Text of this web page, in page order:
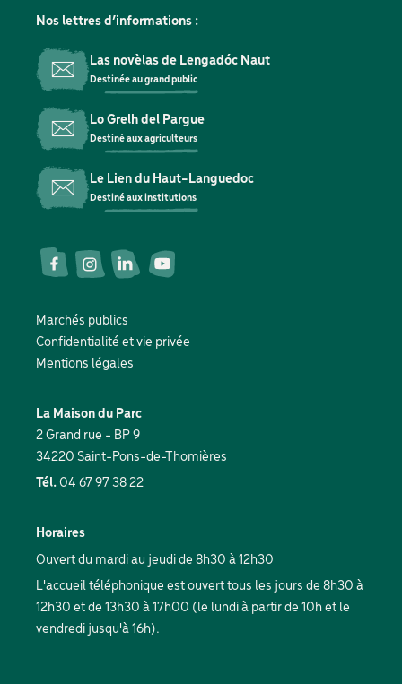
Nos lettres d’informations :
Las novèlas de Lengadóc Naut
Destinée au grand public
Lo Grelh del Pargue
Destiné aux agriculteurs
Le Lien du Haut-Languedoc
Destiné aux institutions
Réseaux
Pied
de
Marchés publics
Confidentialité et vie privée
Mentions légales
La Maison du Parc
2 Grand rue - BP 9
34220 Saint-Pons-de-Thomières
Tél.04 67 97 38 22
Horaires
Ouvert du mardi au jeudi de 8h30 à 12h30
L'accueil téléphonique est ouvert tous les jours de 8h30 à
12h30 et de 13h30 à 17h00 (le lundi à partir de 10h et le
vendredi jusqu'à 16h).